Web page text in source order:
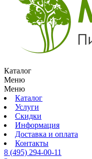
Каталог
Меню
Меню
Каталог
Услуги
Скидки
Информация
Доставка и оплата
Контакты
8 (495) 294-00-11